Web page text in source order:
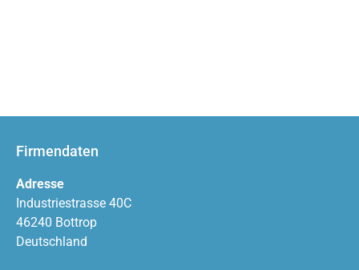
Firmendaten
Adresse
Industriestrasse 40C
46240 Bottrop
Deutschland